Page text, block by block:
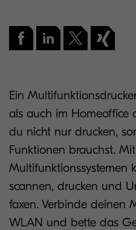
Ein
als auch im Homeoffice
du nicht nur drucken,
Funktionen brauchst.
Multifunktionssystemen
scannen, drucken und
faxen. Verbinde deinen
WLAN und bette das